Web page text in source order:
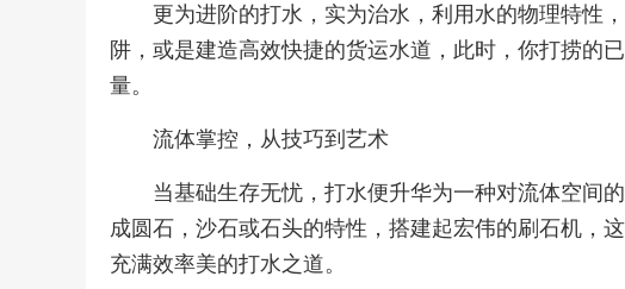
更为进阶的打水，实为治水，利用水的物理特性
阱，或是建造高效快捷的货运水道，此时，你打捞的
量。
流体掌控，从技巧到艺术
当基础生存无忧，打水便升华为一种对流体空间
成圆石，沙石或石头的特性，搭建起宏伟的刷石机，
充满效率美的打水之道。